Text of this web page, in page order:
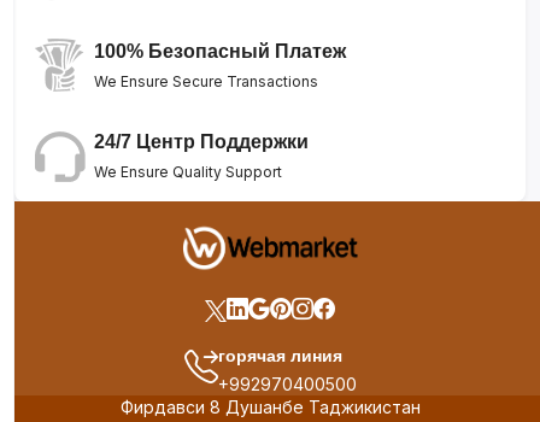
100% Безопасный Платеж
We Ensure Secure Transactions
24/7 Центр Поддержки
We Ensure Quality Support
горячая линия
+992970400500
Фирдавси 8 Душанбе Таджикистан